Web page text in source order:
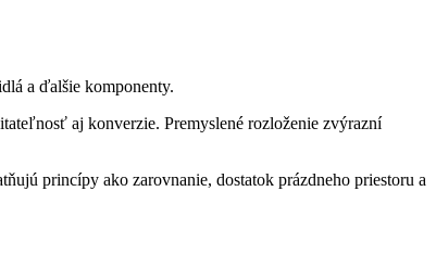
a ďalšie komponenty.
aj konverzie. Premyslené rozloženie zvýrazní
princípy ako zarovnanie, dostatok prázdneho priestoru a